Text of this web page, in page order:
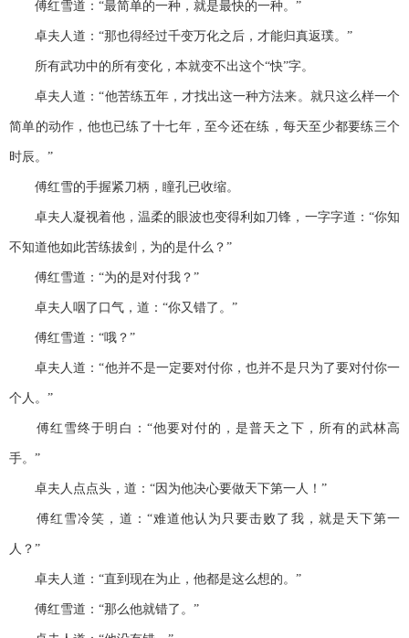
傅红雪道：“最简单的一种，就是最快的一种。”
卓夫人道：“那也得经过千变万化之后，才能归真返璞。”
所有武功中的所有变化，本就变不出这个“快”字。
卓夫人道：“他苦练五年，才找出这一种方法来。就只这么样一个
简单的动作，他也已练了十七年，至今还在练，每天至少都要练三个
时辰。”
傅红雪的手握紧刀柄，瞳孔已收缩。
卓夫人凝视着他，温柔的眼波也变得利如刀锋，一字字道：“你知
不知道他如此苦练拔剑，为的是什么？”
傅红雪道：“为的是对付我？”
卓夫人咽了口气，道：“你又错了。”
傅红雪道：“哦？”
卓夫人道：“他并不是一定要对付你，也并不是只为了要对付你一
个人。”
傅红雪终于明白：“他要对付的，是普天之下，所有的武林高
手。”
卓夫人点点头，道：“因为他决心要做天下第一人！”
傅红雪冷笑，道：“难道他认为只要击败了我，就是天下第一
人？”
卓夫人道：“直到现在为止，他都是这么想的。”
傅红雪道：“那么他就错了。”